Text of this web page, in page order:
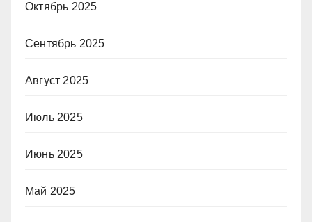
Октябрь 2025
Сентябрь 2025
Август 2025
Июль 2025
Июнь 2025
Май 2025